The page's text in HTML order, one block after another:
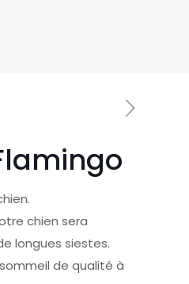
chien sera
longues siestes.
de qualité à